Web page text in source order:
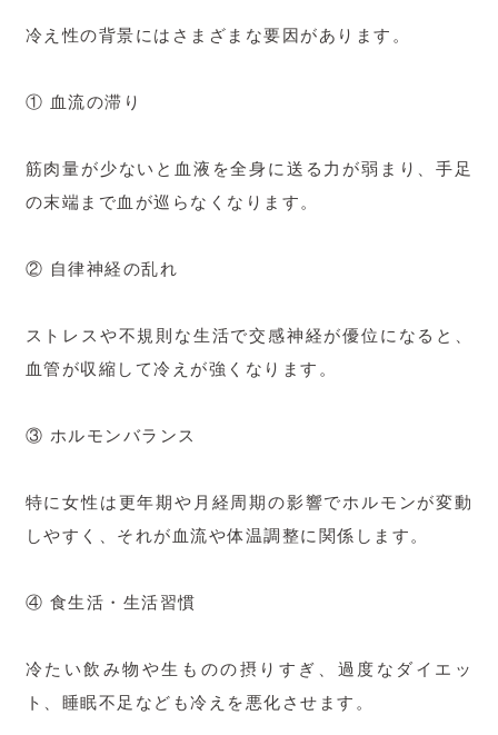
冷え性の背景にはさまざまな要因があります。
① 血流の滞り
筋肉量が少ないと血液を全身に送る力が弱まり、手足
の末端まで血が巡らなくなります。
② 自律神経の乱れ
ストレスや不規則な生活で交感神経が優位になると、
血管が収縮して冷えが強くなります。
③ ホルモンバランス
特に女性は更年期や月経周期の影響でホルモンが変動
しやすく、それが血流や体温調整に関係します。
④ 食生活・生活習慣
冷たい飲み物や生ものの摂りすぎ、過度なダイエッ
ト、睡眠不足なども冷えを悪化させます。